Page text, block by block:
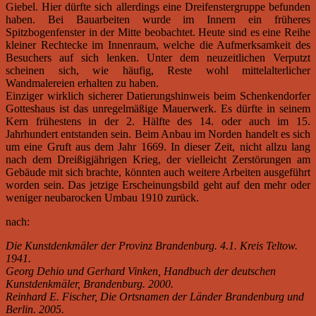
Giebel. Hier dürfte sich allerdings eine Dreifenstergruppe befunden
haben. Bei Bauarbeiten wurde im Innern ein früheres
Spitzbogenfenster in der Mitte beobachtet. Heute sind es eine Reihe
kleiner Rechtecke im Innenraum, welche die Aufmerksamkeit des
Besuchers auf sich lenken. Unter dem neuzeitlichen Verputzt
scheinen sich, wie häufig, Reste wohl mittelalterlicher
Wandmalereien erhalten zu haben.
Einziger wirklich sicherer Datierungshinweis beim Schenkendorfer
Gotteshaus ist das unregelmäßige Mauerwerk. Es dürfte in seinem
Kern frühestens in der 2. Hälfte des 14. oder auch im 15.
Jahrhundert entstanden sein. Beim Anbau im Norden handelt es sich
um eine Gruft aus dem Jahr 1669. In dieser Zeit, nicht allzu lang
nach dem Dreißigjährigen Krieg, der vielleicht Zerstörungen am
Gebäude mit sich brachte, könnten auch weitere Arbeiten ausgeführt
worden sein. Das jetzige Erscheinungsbild geht auf den mehr oder
weniger neubarocken Umbau 1910 zurück.
nach:
Die Kunstdenkmäler der Provinz Brandenburg. 4.1. Kreis Teltow.
1941.
Georg Dehio und Gerhard Vinken, Handbuch der deutschen
Kunstdenkmäler, Brandenburg. 2000.
Reinhard E. Fischer, Die Ortsnamen der Länder Brandenburg und
Berlin. 2005.